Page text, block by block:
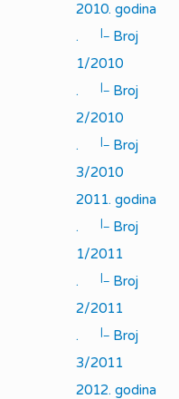
2010. godina
.
|_ Broj
1/2010
.
|_ Broj
2/2010
.
|_ Broj
3/2010
2011. godina
.
|_ Broj
1/2011
.
|_ Broj
2/2011
.
|_ Broj
3/2011
2012. godina